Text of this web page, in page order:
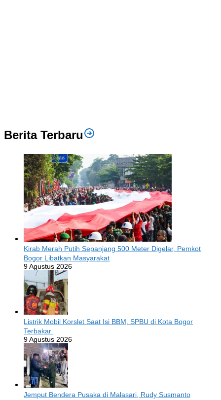
Berita Terbaru
Kirab Merah Putih Sepanjang 500 Meter Digelar, Pemkot
Bogor Libatkan Masyarakat
9 Agustus 2026
Listrik Mobil Korslet Saat Isi BBM, SPBU di Kota Bogor
Terbakar
9 Agustus 2026
Jemput Bendera Pusaka di Malasari, Rudy Susmanto